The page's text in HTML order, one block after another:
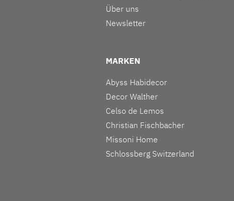
Über uns
Newsletter
MARKEN
Abyss Habidecor
Decor Walther
Celso de Lemos
Christian Fischbacher
Missoni Home
Schlossberg Switzerland